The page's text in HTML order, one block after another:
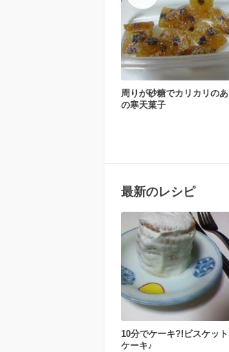
周りが砂糖でカリカリのあ
の寒天菓子
最新のレシピ
10分でケーキ?!ビスケット
ケーキ♪